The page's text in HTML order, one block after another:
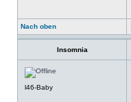
Nach oben
Insomnia
l46-Baby